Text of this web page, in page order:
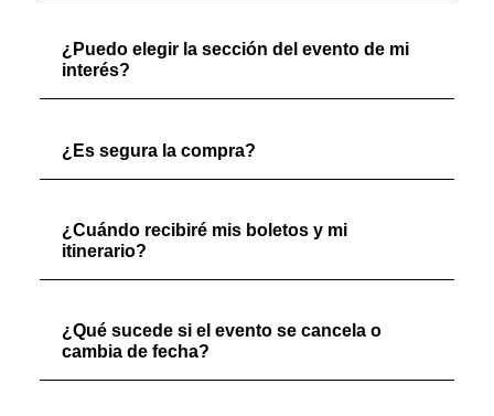
¿Puedo elegir la sección del evento de mi
interés?
¿Es segura la compra?
¿Cuándo recibiré mis boletos y mi
itinerario?
¿Qué sucede si el evento se cancela o
cambia de fecha?